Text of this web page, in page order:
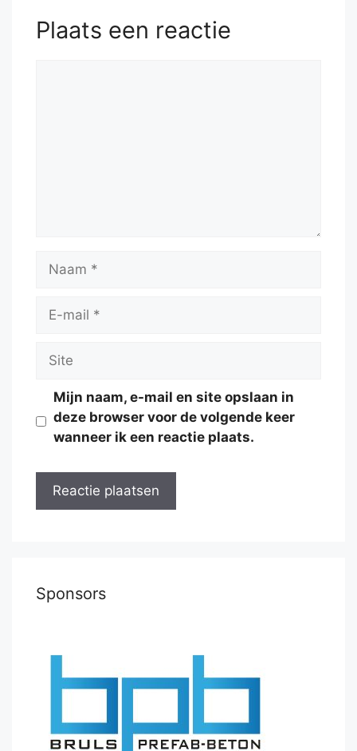
Plaats een reactie
Naam
Site
Mijn naam, e-mail en site opslaan in
deze browser voor de volgende keer
wanneer ik een reactie plaats.
Sponsors